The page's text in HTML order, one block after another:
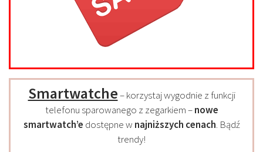
Smartwatche– korzystaj wygodnie z funkcji
telefonu sparowanego z zegarkiem –nowe
smartwatch’e dostępne w najniższych cenach. Bądź
trendy!